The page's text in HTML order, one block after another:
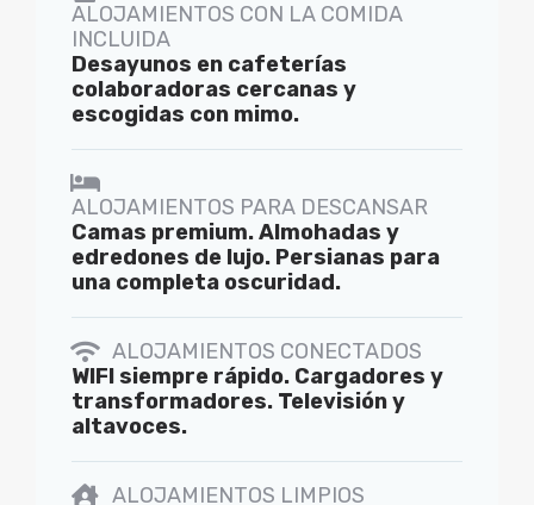
ALOJAMIENTOS CON LA COMIDA
INCLUIDA
Desayunos en cafeterías
colaboradoras cercanas y
escogidas con mimo.
ALOJAMIENTOS PARA DESCANSAR
Camas premium. Almohadas y
edredones de lujo. Persianas para
una completa oscuridad.
ALOJAMIENTOS CONECTADOS
WIFI siempre rápido. Cargadores y
transformadores. Televisión y
altavoces.
ALOJAMIENTOS LIMPIOS